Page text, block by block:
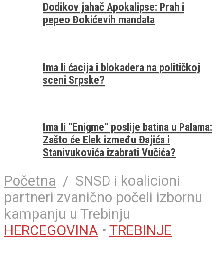
Dodikov jahač Apokalipse: Prah i
pepeo Đokićevih mandata
Ima li ćacija i blokadera na političkoj
sceni Srpske?
Ima li “Enigme” poslije batina u Palama:
Zašto će Elek između Đajića i
Stanivukovića izabrati Vučića?
Početna / SNSD i koalicioni
partneri zvanično počeli izbornu
kampanju u Trebinju
HERCEGOVINA • TREBINJE